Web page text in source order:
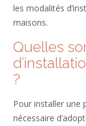
les modalités
maisons.
Quelles
?
Pour installer une
nécessaire